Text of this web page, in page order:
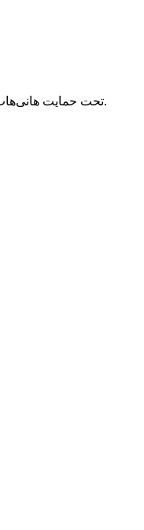
© 2026 تحت حمایت هانی‌هاب™. تمامی حقوق محفوظ است.